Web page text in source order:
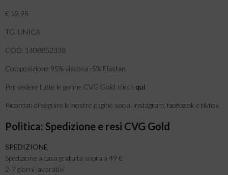
€ 12,95
TG. UNICA
COD. 1408852338
Composizione 95% viscosa -5% Elastan
Per vedere tutte le gonne CVG Gold clicca qui
Ricordati di seguire le nostre pagine social instagram facebook e tiktok
Politica: Spedizione e resi CVG Gold
SPEDIZIONE
Spedizione a casa gratuita sopra a 49 €
2-7 giorni lavorativi